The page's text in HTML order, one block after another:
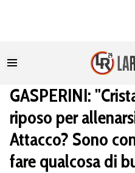
GASPERINI:
riposo per
Attacco? Sono
fare qualcosa di